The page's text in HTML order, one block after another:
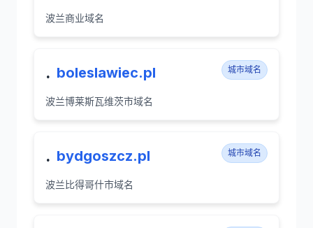
波兰商业域名
. boleslawiec.pl 城市域名
波兰博莱斯瓦维茨市域名
. bydgoszcz.pl 城市域名
波兰比得哥什市域名